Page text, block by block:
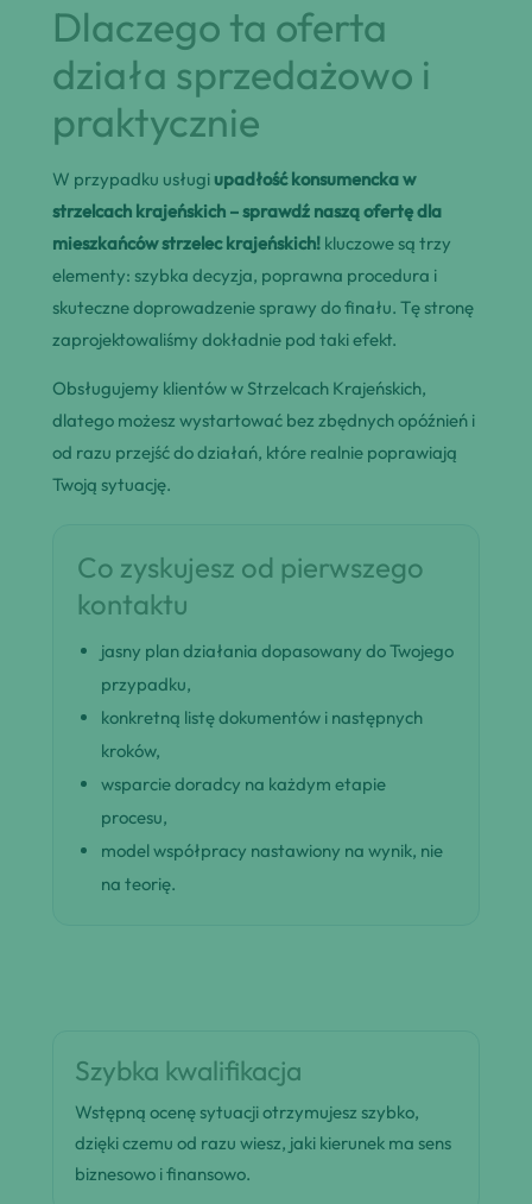
Dlaczego ta oferta
działa sprzedażowo i
praktycznie
W przypadku usługi upadłość konsumencka w
strzelcach krajeńskich – sprawdź naszą ofertę dla
mieszkańców strzelec krajeńskich! kluczowe są trzy
elementy: szybka decyzja, poprawna procedura i
skuteczne doprowadzenie sprawy do finału. Tę stronę
zaprojektowaliśmy dokładnie pod taki efekt.
Obsługujemy klientów w Strzelcach Krajeńskich,
dlatego możesz wystartować bez zbędnych opóźnień i
od razu przejść do działań, które realnie poprawiają
Twoją sytuację.
Co zyskujesz od pierwszego
kontaktu
jasny plan działania dopasowany do Twojego
przypadku,
konkretną listę dokumentów i następnych
kroków,
wsparcie doradcy na każdym etapie
procesu,
model współpracy nastawiony na wynik, nie
na teorię.
Szybka kwalifikacja
Wstępną ocenę sytuacji otrzymujesz szybko,
dzięki czemu od razu wiesz, jaki kierunek ma sens
biznesowo i finansowo.